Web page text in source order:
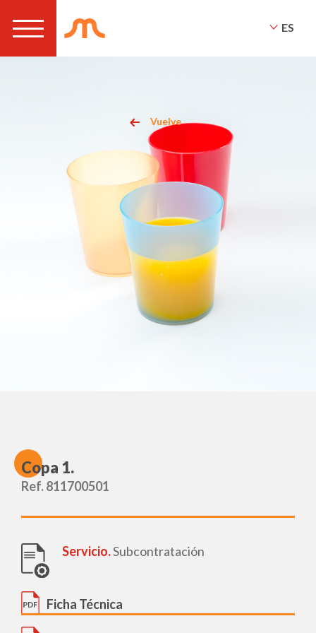
ES
Copa 1.
Ref. 811700501
Servicio.Subcontratación
Ficha Técnica
Vuelve